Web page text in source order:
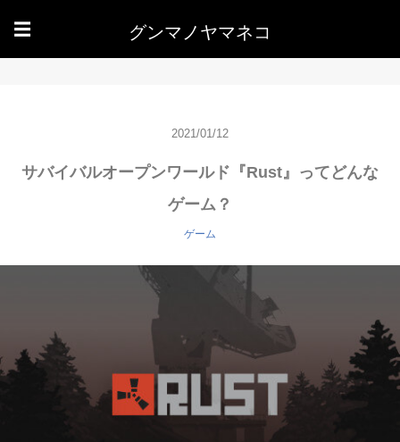
☰ グンマノヤマネコ
2021/01/12
サバイバルオープンワールド『Rust』ってどんな
ゲーム？
ゲーム